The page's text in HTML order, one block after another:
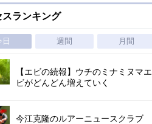
スランキング
日 週間 月間
【エビの続報】ウチのミナミヌマエ
ビがどんどん増えていく
今江克隆のルアーニュースクラブ